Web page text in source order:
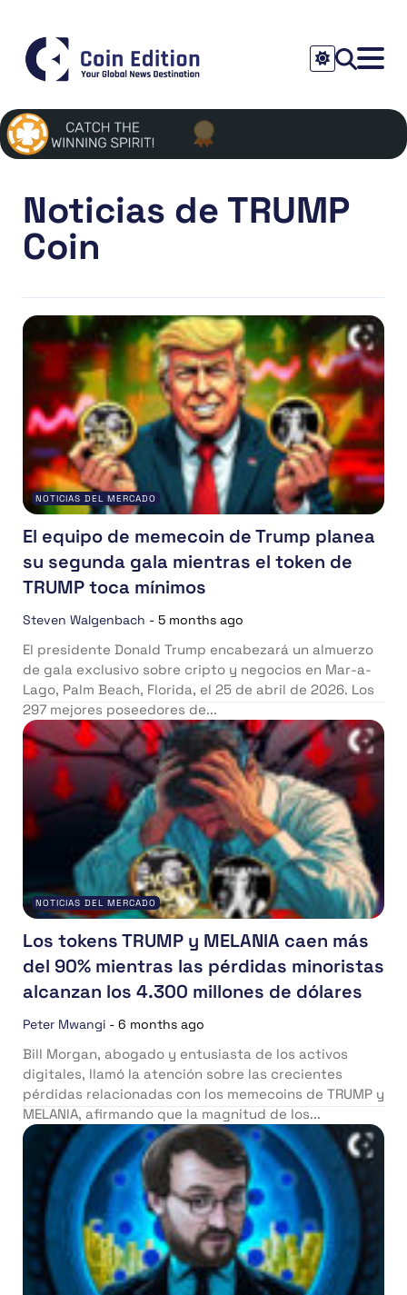
Noticias de TRUMP
Coin
NOTICIAS DEL MERCADO
El equipo de memecoin de Trump planea
su segunda gala mientras el token de
TRUMP toca mínimos
Steven Walgenbach - 5 months ago
El presidente Donald Trump encabezará un almuerzo
de gala exclusivo sobre cripto y negocios en Mar-a-
Lago, Palm Beach, Florida, el 25 de abril de 2026. Los
297 mejores poseedores de...
NOTICIAS DEL MERCADO
Los tokens TRUMP y MELANIA caen más
del 90% mientras las pérdidas minoristas
alcanzan los 4.300 millones de dólares
Peter Mwangi - 6 months ago
Bill Morgan, abogado y entusiasta de los activos
digitales, llamó la atención sobre las crecientes
pérdidas relacionadas con los memecoins de TRUMP y
MELANIA, afirmando que la magnitud de los...